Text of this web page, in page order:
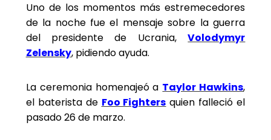
Uno de los momentos más estremecedores
de la noche fue el mensaje sobre la guerra
del presidente de Ucrania,Volodymyr
Zelensky, pidiendo ayuda.
La ceremonia homenajeó a Taylor Hawkins,
el baterista de Foo Fighters quien falleció el
pasado 26 de marzo.